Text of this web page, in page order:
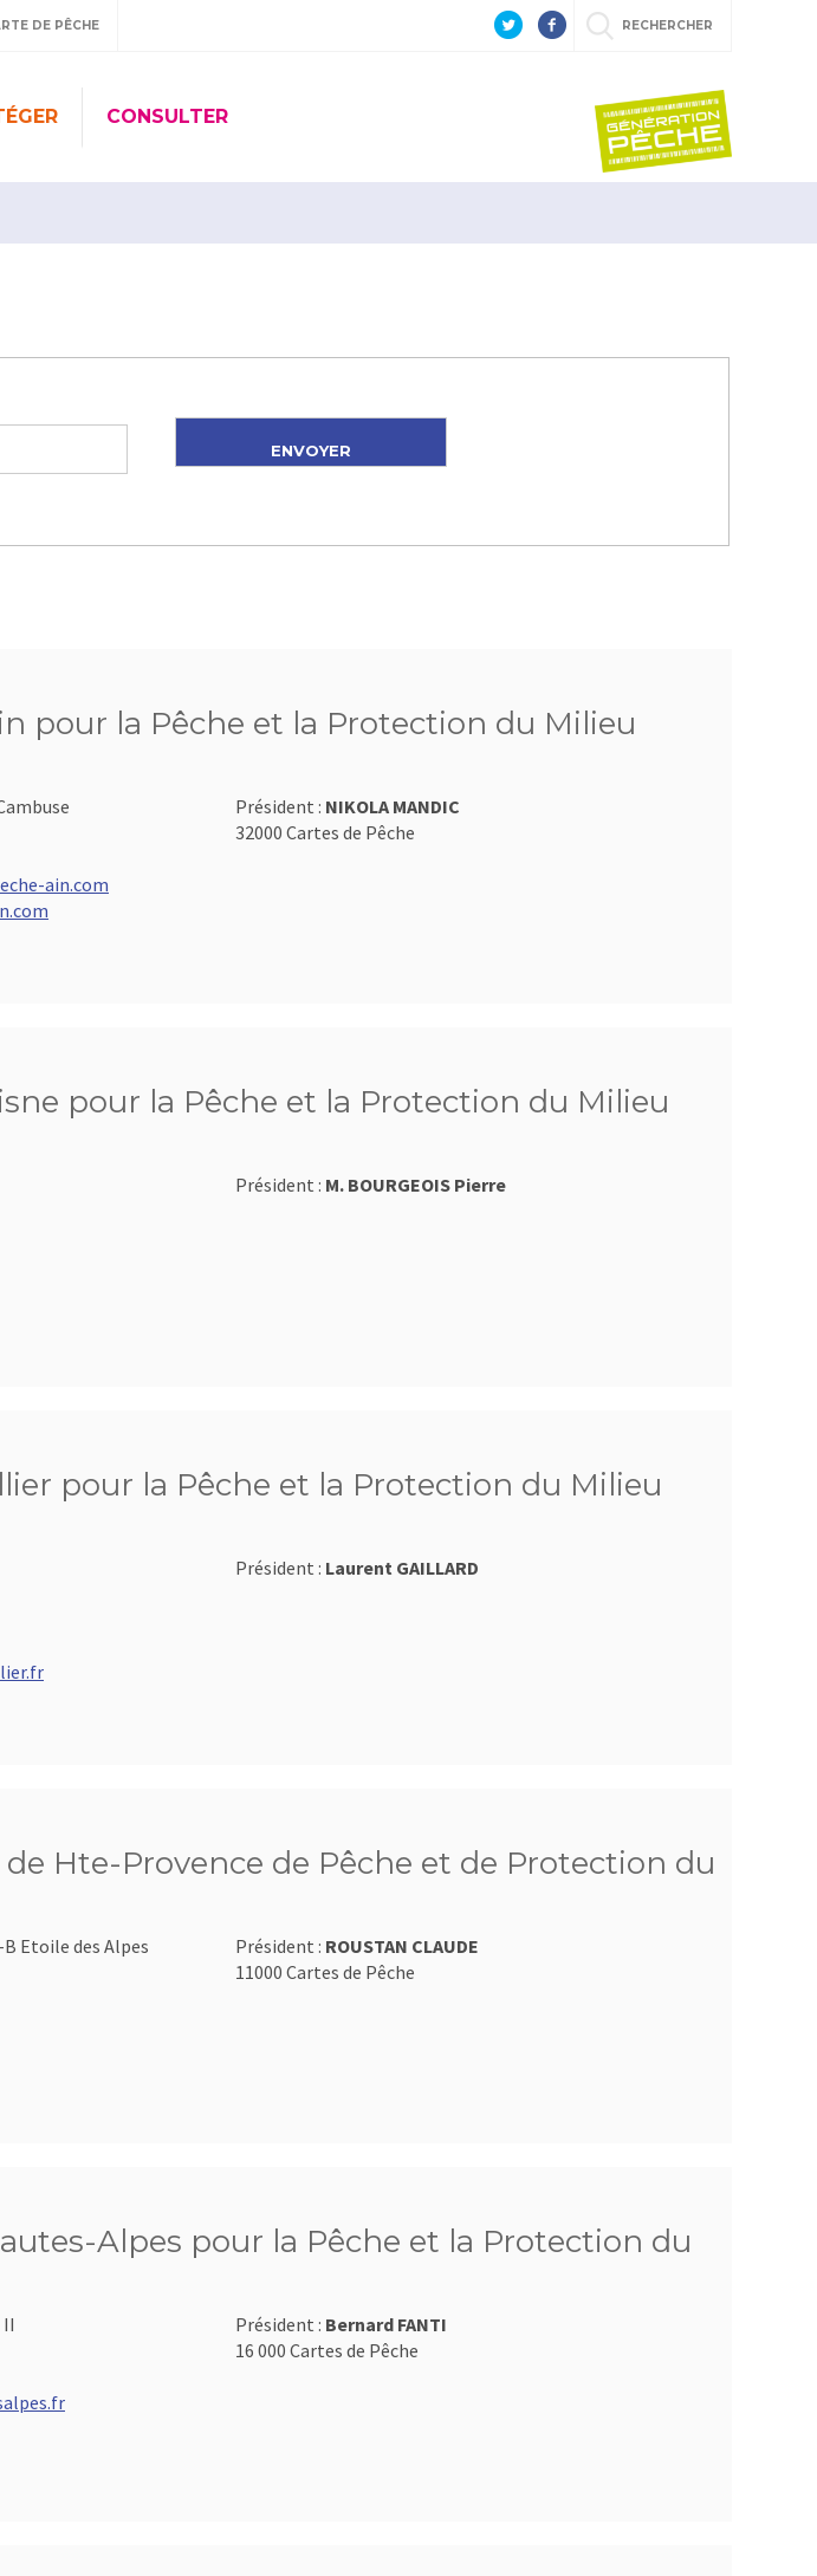
DE PÊCHE RECHERCHER
CONSULTER
pour la Pêche et la Protection du Milieu
ain.com
Président : NIKOLA MANDIC
32000 Cartes de Pêche
pour la Pêche et la Protection du Milieu
Président : M. BOURGEOIS Pierre
pour la Pêche et la Protection du Milieu
Président : Laurent GAILLARD
Hte-Provence de Pêche et de Protection du
B Etoile des Alpes
Président : ROUSTAN CLAUDE
11000 Cartes de Pêche
Alpes pour la Pêche et la Protection du
Président : Bernard FANTI
16 000 Cartes de Pêche